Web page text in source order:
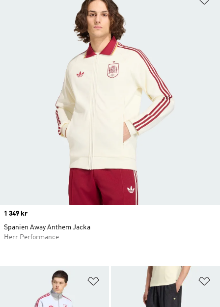
Lägg till på önskelistan
Price
1 349 kr
Spanien Away Anthem Jacka
Herr Performance